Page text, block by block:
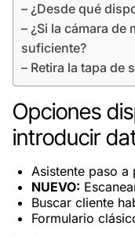
– ¿Desde qué
– ¿Si la cámara
suficiente?
– Retira la tapa de
Opciones
introducir
Asistente paso a
NUEVO:
Buscar cliente
Formulario